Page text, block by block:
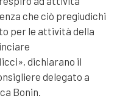
che ciò pregiudichi
per le attività della
dichiarano il
delegato a
Bonin.